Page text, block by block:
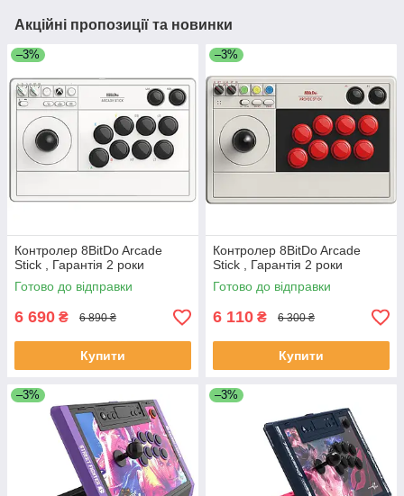
Акційні пропозиції та новинки
–3%
Контролер 8BitDo Arcade
Stick , Гарантія 2 роки
Готово до відправки
6 690 ₴ 6 890 ₴
Купити
–3%
Контролер 8BitDo Arcade
Stick , Гарантія 2 роки
Готово до відправки
6 110 ₴ 6 300 ₴
Купити
–3% –3%